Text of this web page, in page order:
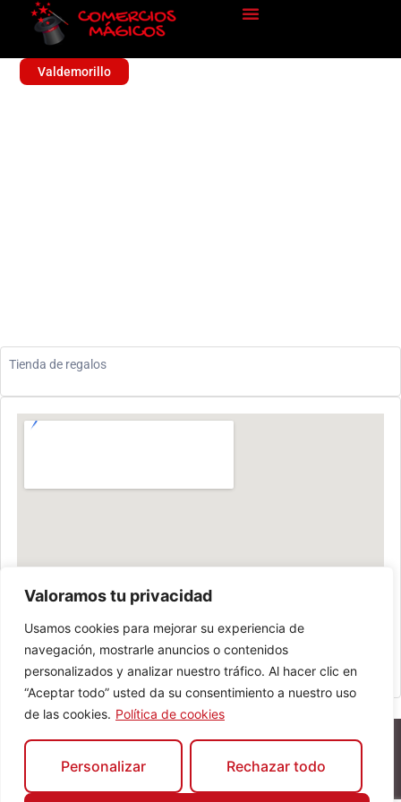
Valoramos tu privacidad
Usamos cookies para mejorar su experiencia de
navegación, mostrarle anuncios o contenidos
personalizados y analizar nuestro tráfico. Al hacer clic en
“Aceptar todo” usted da su consentimiento a nuestro uso
de las cookies. Política de cookies
Personalizar Rechazar todo
Valdemorillo
Tienda de regalos